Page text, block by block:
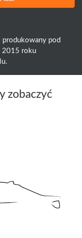
produkowany pod
2015 roku
zobaczyć